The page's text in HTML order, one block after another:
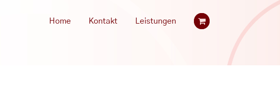
Home Kontakt Leistungen